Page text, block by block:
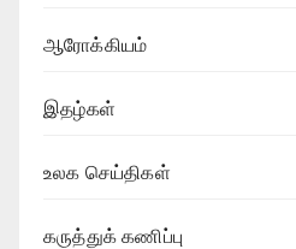
ஆரோக்கியம்
இதழ்கள்
உலக செய்திகள்
கருத்துக் கணிப்பு